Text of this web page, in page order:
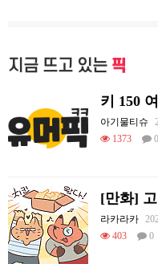
지금 뜨고 있는 픽
키 150
아기물티슈
1373
0
[만화]
라카라카
403
0